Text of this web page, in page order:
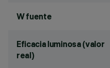
W fuente
Eficacia luminosa (valor
real)